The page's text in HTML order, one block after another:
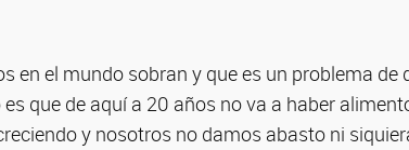
en el mundo sobran y que es un problema
que de aquí a 20 años no va a haber
y nosotros no damos abasto ni